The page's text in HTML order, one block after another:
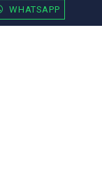
WHATSAPP